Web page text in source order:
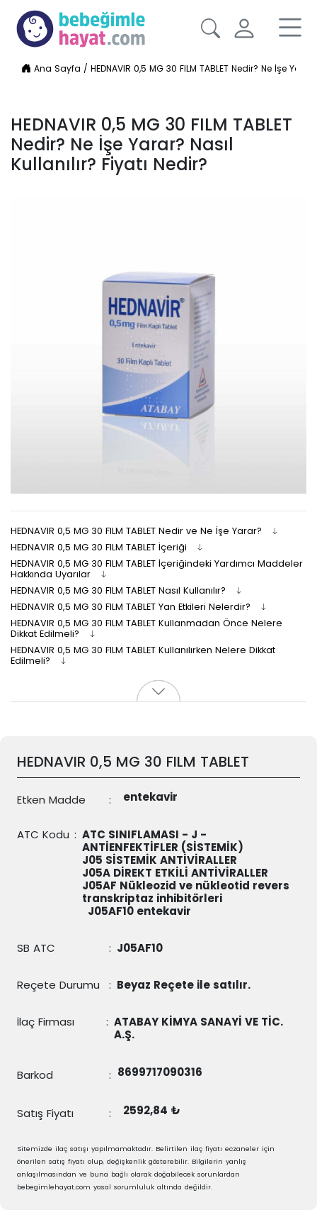
Ana Sayfa /HEDNAVIR 0,5 MG 30 FILM TABLET Nedir? Ne İşe
HEDNAVIR 0,5 MG 30 FILM TABLET
Nedir? Ne İşe Yarar? Nasıl
Kullanılır? Fiyatı Nedir?
HEDNAVIR 0,5 MG 30 FILM TABLET Nedir ve Ne İşe Yarar?
HEDNAVIR 0,5 MG 30 FILM TABLET İçeriği
HEDNAVIR 0,5 MG 30 FILM TABLET İçeriğindeki Yardımcı Maddeler
Hakkında Uyarılar
HEDNAVIR 0,5 MG 30 FILM TABLET Nasıl Kullanılır?
HEDNAVIR 0,5 MG 30 FILM TABLET Yan Etkileri Nelerdir?
HEDNAVIR 0,5 MG 30 FILM TABLET Kullanmadan Önce Nelere
Dikkat Edilmeli?
HEDNAVIR 0,5 MG 30 FILM TABLET Kullanılırken Nelere Dikkat
Edilmeli?
HEDNAVIR 0,5 MG 30 FILM TABLET
Etken Madde : entekavir
ATC Kodu : ATC SINIFLAMASI - J -
ANTİENFEKTİFLER (SİSTEMİK)
J05 SİSTEMİK ANTİVİRALLER
J05A DİREKT ETKİLİ ANTİVİRALLER
J05AF Nükleozid ve nükleotid revers
transkriptaz inhibitörleri
J05AF10entekavir
SB ATC : J05AF10
Reçete Durumu : Beyaz Reçete ile satılır.
İlaç Firması : ATABAY KİMYA SANAYİ VE TİC.
A.Ş.
Barkod : 8699717090316
Satış Fiyatı : 2592,84 ₺
Sitemizde ilaç satışı yapılmamaktadır. Belirtilen ilaç fiyatı eczaneler için
önerilen satış fiyatı olup, değişkenlik gösterebilir. Bilgilerin yanlış
anlaşılmasından ve buna bağlı olarak doğabilecek sorunlardan
bebegimlehayat.com yasal sorumluluk altında değildir.